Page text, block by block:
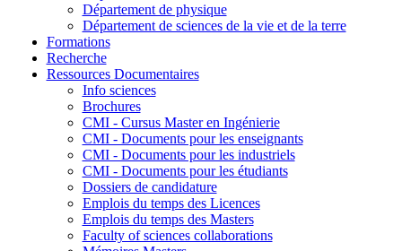
Département de physique
Département de sciences de la vie et de la terre
Formations
Recherche
Ressources Documentaires
Info sciences
Brochures
CMI - Cursus Master en Ingénierie
CMI - Documents pour les enseignants
CMI - Documents pour les industriels
CMI - Documents pour les étudiants
Dossiers de candidature
Emplois du temps des Licences
Emplois du temps des Masters
Faculty of sciences collaborations